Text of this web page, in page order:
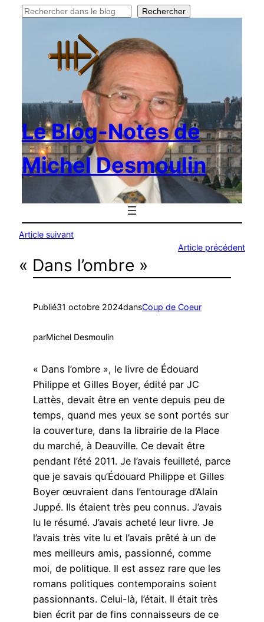
Rechercher Rechercher
Le Blog-Notes de
Michel Desmoulin
Article suivant
Article précédent
« Dans l’ombre »
Publié31 octobre 2024dansCoup de Coeur
parMichel Desmoulin
« Dans l’ombre », le livre de Édouard
Philippe et Gilles Boyer, édité par JC
Lattès, devait être en vente depuis peu de
temps, quand mes yeux se sont portés sur
la couverture, dans la librairie de la Place
du marché, à Deauville. Ce devait être
pendant l’été 2011. Je l’avais feuilleté, parce
que je savais qu’Édouard Philippe et Gilles
Boyer œuvraient dans l’entourage d’Alain
Juppé. Ils étaient très peu connus. J’avais
lu le résumé. J’avais acheté leur livre. Je
l’avais très vite lu et l’avais prêté à un de
mes meilleurs amis, passionné, comme
moi, de politique. Il est assez rare que les
romans politiques contemporains soient
passionnants. Celui-là, l’était. Il était très
bien écrit par de fins connaisseurs de ce